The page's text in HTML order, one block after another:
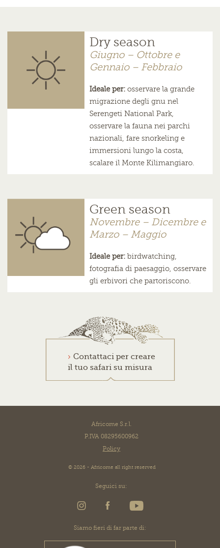
Dry season
Giugno – Ottobre e
Gennaio – Febbraio
Ideale per:osservare la grande
migrazione degli gnu nel
Serengeti National Park,
osservare la fauna nei parchi
nazionali, fare snorkeling e
immersioni lungo la costa,
scalare il Monte Kilimangiaro.
Green season
Novembre – Dicembre e
Marzo – Maggio
Ideale per:birdwatching,
fotografia di paesaggio, osservare
gli erbivori che partoriscono.
Contattaci per creare
il tuo safari su misura
Seguici su:
Africome S.r.l.
P.IVA 08295600962
Policy
© 2026 - Africome all right reserved
Siamo fieri di far parte di: